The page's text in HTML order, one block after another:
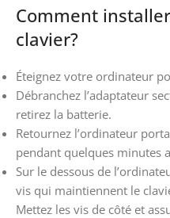
Comment
clavier?
Éteignez votre ordinateur
Débranchez l’adaptateur
retirez la batterie.
Retournez l’ordinateur
pendant quelques minutes
Sur le dessous de
vis qui maintiennent le
Mettez les vis de côté et